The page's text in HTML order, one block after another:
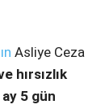
Asliye Ceza
hırsızlık
ay 5 gün